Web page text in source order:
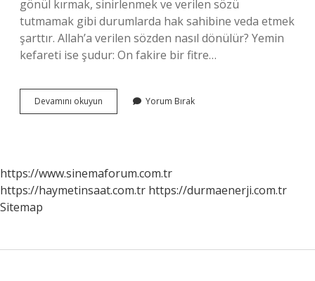
gönül kırmak, sinirlenmek ve verilen sözü
tutmamak gibi durumlarda hak sahibine veda etmek
şarttır. Allah’a verilen sözden nasıl dönülür? Yemin
kefareti ise şudur: On fakire bir fitre…
Devamını okuyun Sözünden
Dönmek
Yorum Bırak
https://www.sinemaforum.com.tr
https://haymetinsaat.com.tr https://durmaenerji.com.tr
Sitemap